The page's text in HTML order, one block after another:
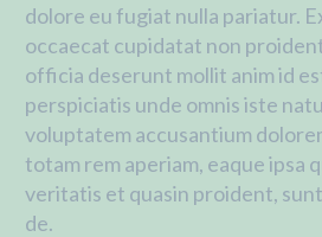
dolore eu fugiat nulla pariatur.
occaecat cupidatat non
officia deserunt mollit anim id
perspiciatis unde omnis iste
voluptatem accusantium
totam rem aperiam, eaque ipsa
veritatis et quasin proident,
de.